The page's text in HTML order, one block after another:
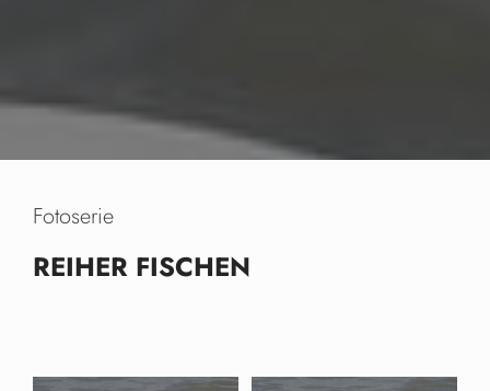
Fotoserie
REIHER FISCHEN